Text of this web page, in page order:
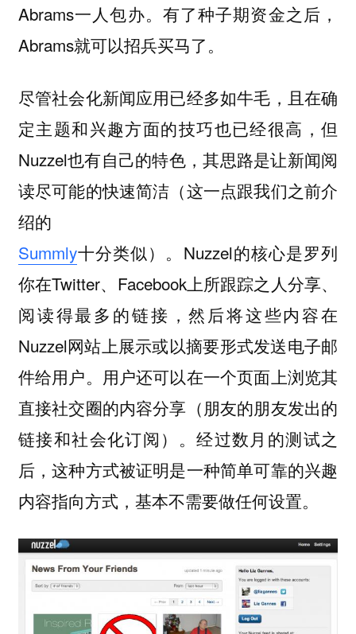
Abrams一人包办。有了种子期资金之后，
Abrams就可以招兵买马了。
尽管社会化新闻应用已经多如牛毛，且在确
定主题和兴趣方面的技巧也已经很高，但
Nuzzel也有自己的特色，其思路是让新闻阅
读尽可能的快速简洁（这一点跟我们之前介
绍的
Summly十分类似）。Nuzzel的核心是罗列
你在Twitter、Facebook上所跟踪之人分享、
阅读得最多的链接，然后将这些内容在
Nuzzel网站上展示或以摘要形式发送电子邮
件给用户。用户还可以在一个页面上浏览其
直接社交圈的内容分享（朋友的朋友发出的
链接和社会化订阅）。经过数月的测试之
后，这种方式被证明是一种简单可靠的兴趣
内容指向方式，基本不需要做任何设置。